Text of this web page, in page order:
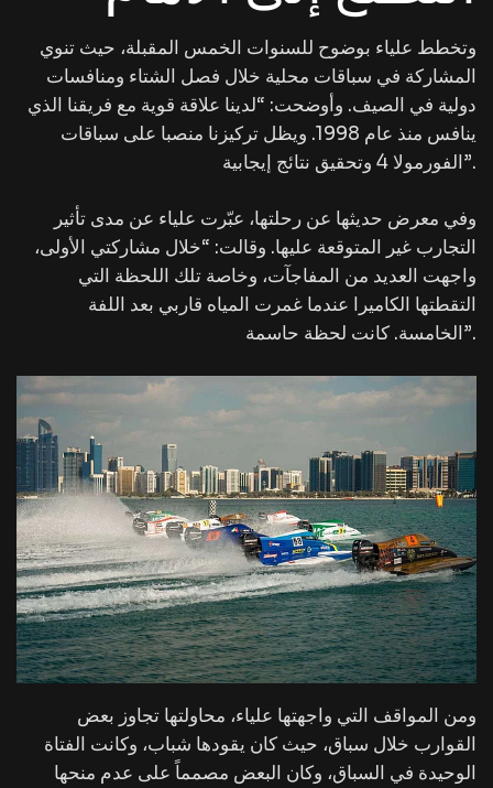
وتخطط علياء بوضوح للسنوات الخمس المقبلة، حيث تنوي
المشاركة في سباقات محلية خلال فصل الشتاء ومنافسات
دولية في الصيف. وأوضحت: “لدينا علاقة قوية مع فريقنا الذي
ينافس منذ عام 1998. ويظل تركيزنا منصبا على سباقات
الفورمولا 4 وتحقيق نتائج إيجابية”.
وفي معرض حديثها عن رحلتها، عبّرت علياء عن مدى تأثير
التجارب غير المتوقعة عليها. وقالت: “خلال مشاركتي الأولى،
واجهت العديد من المفاجآت، وخاصة تلك اللحظة التي
التقطتها الكاميرا عندما غمرت المياه قاربي بعد اللفة
الخامسة. كانت لحظة حاسمة”.
ومن المواقف التي واجهتها علياء، محاولتها تجاوز بعض
القوارب خلال سباق، حيث كان يقودها شباب، وكانت الفتاة
الوحيدة في السباق، وكان البعض مصمماً على عدم منحها